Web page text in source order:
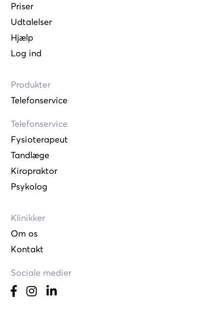
Priser
Udtalelser
Hjælp
Log ind
Produkter
Telefonservice
Telefonservice
Fysioterapeut
Tandlæge
Kiropraktor
Psykolog
Klinikker
Om os
Kontakt
Sociale medier